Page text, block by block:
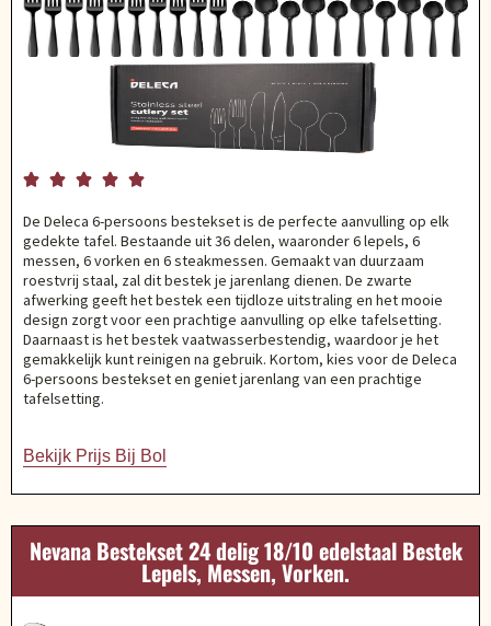
    
De Deleca 6-persoons bestekset is de perfecte aanvulling op elk
gedekte tafel. Bestaande uit 36 delen, waaronder 6 lepels, 6
messen, 6 vorken en 6 steakmessen. Gemaakt van duurzaam
roestvrij staal, zal dit bestek je jarenlang dienen. De zwarte
afwerking geeft het bestek een tijdloze uitstraling en het mooie
design zorgt voor een prachtige aanvulling op elke tafelsetting.
Daarnaast is het bestek vaatwasserbestendig, waardoor je het
gemakkelijk kunt reinigen na gebruik. Kortom, kies voor de Deleca
6-persoons bestekset en geniet jarenlang van een prachtige
tafelsetting.
Bekijk Prijs Bij Bol
Nevana Bestekset 24 delig 18/10 edelstaal Bestek
Lepels, Messen, Vorken.